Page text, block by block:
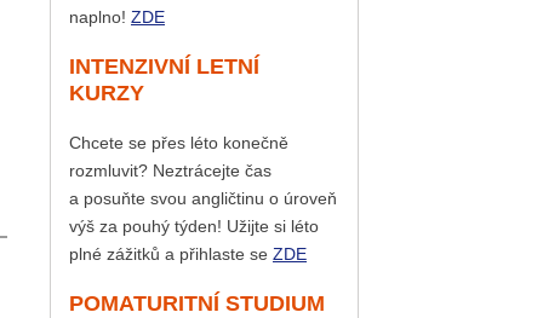
naplno! ZDE
INTENZIVNÍ LETNÍ
KURZY
Chcete se přes léto konečně
rozmluvit? Neztrácejte čas
a posuňte svou angličtinu o úroveň
výš za pouhý týden! Užijte si léto
plné zážitků a přihlaste se ZDE
POMATURITNÍ STUDIUM